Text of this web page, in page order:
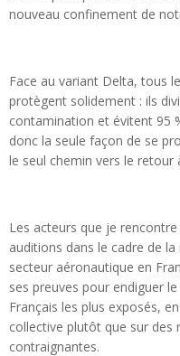
nouveau confinement de
Face au variant Delta, tous
protègent solidement : ils
contamination et évitent 95
donc la seule façon de se
le seul chemin vers le retour
Les acteurs que je
auditions dans le cadre de
secteur aéronautique en
ses preuves pour endiguer
Français les plus exposés,
collective plutôt que sur des
contraignantes.